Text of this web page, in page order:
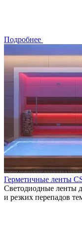
Подробнее
Герметичные ленты
Светодиодные ленты
и резких перепадов